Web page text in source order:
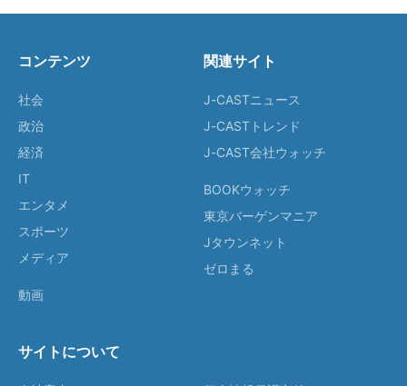
コンテンツ
社会
政治
経済
IT
エンタメ
スポーツ
メディア
動画
関連サイト
J-CASTニュース
J-CASTトレンド
J-CAST会社ウォッチ
BOOKウォッチ
東京バーゲンマニア
Jタウンネット
ゼロまる
サイトについて